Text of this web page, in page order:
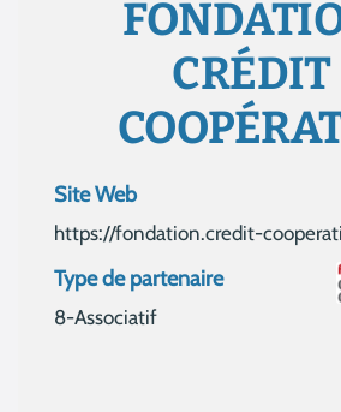
CRÉDIT
Site Web
https://fondation.credit-
Type de partenaire
8-Associatif